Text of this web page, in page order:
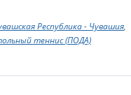
Республика - Чувашия,
теннис (ПОДА)